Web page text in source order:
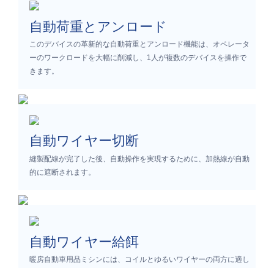
自動荷重とアンロード
このデバイスの革新的な自動荷重とアンロード機能は、オペレータ
ーのワークロードを大幅に削減し、1人が複数のデバイスを操作で
きます。
自動ワイヤー切断
縫製配線が完了した後、自動操作を実現するために、加熱線が自動
的に遮断されます。
自動ワイヤー給餌
暖房自動車用品ミシンには、コイルとゆるいワイヤーの両方に適し